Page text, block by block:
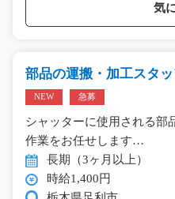
気
部品の運搬・加工スタ
NEW 急募
シャッターに使用される部
作業をお任せします…
長期（3ヶ月以上）
時給1,400円